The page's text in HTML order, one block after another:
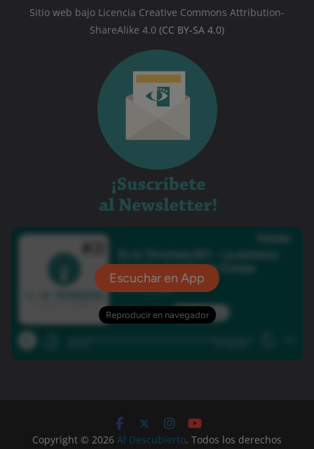
Sitio web bajo Licencia Creative Commons Attribution-
ShareAlike 4.0 (CC BY-SA 4.0)
Copyright © 2026 Al Descubierto. Todos los derechos